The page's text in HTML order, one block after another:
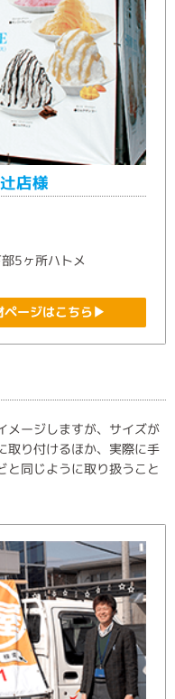
店様
5ヶ所ハトメ
ページはこちら▶
メージしますが、サイズが
取り付けるほか、実際に手
と同じように取り扱うこと